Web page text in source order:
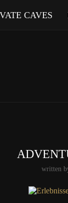
CAVES
written